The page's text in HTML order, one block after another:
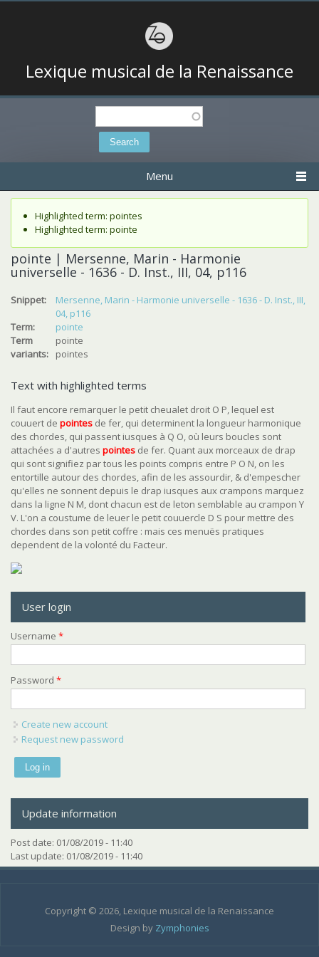
Lexique musical de la Renaissance
Search
Menu
Status message
Highlighted term: pointes
Highlighted term: pointe
pointe | Mersenne, Marin - Harmonie
universelle - 1636 - D. Inst., III, 04, p116
Snippet:
Mersenne, Marin - Harmonie universelle - 1636 - D. Inst., III,
04, p116
Term:
pointe
Term
variants:
pointe
pointes
Text with highlighted terms
Il faut encore remarquer le petit cheualet droit O P, lequel est
couuert de pointes de fer, qui determinent la longueur harmonique
des chordes, qui passent iusques à Q O, où leurs boucles sont
attachées a d'autres pointes de fer. Quant aux morceaux de drap
qui sont signifiez par tous les points compris entre P O N, on les
entortille autour des chordes, afin de les assourdir, & d'empescher
qu'elles ne sonnent depuis le drap iusques aux crampons marquez
dans la ligne N M, dont chacun est de leton semblable au crampon Y
V. L'on a coustume de leuer le petit couuercle D S pour mettre des
chordes dans son petit coffre : mais ces menuës pratiques
dependent de la volonté du Facteur.
User login
Username *
Password *
Create new account
Request new password
Update information
Post date: 01/08/2019 - 11:40
Last update: 01/08/2019 - 11:40
Copyright © 2026, Lexique musical de la Renaissance
Design by Zymphonies